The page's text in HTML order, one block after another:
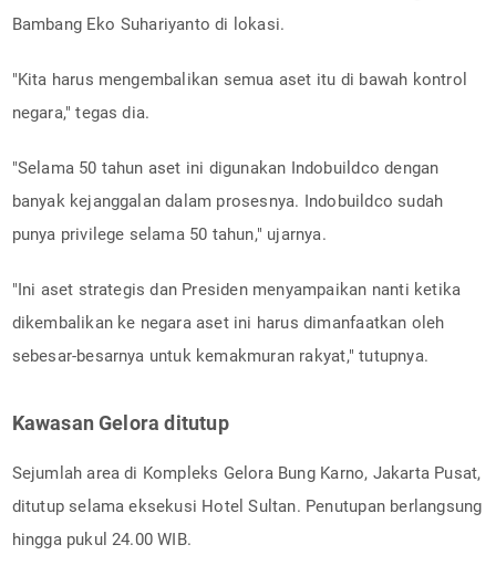
Bambang Eko Suhariyanto di lokasi.
"Kita harus mengembalikan semua aset itu di bawah kontrol
negara," tegas dia.
"Selama 50 tahun aset ini digunakan Indobuildco dengan
banyak kejanggalan dalam prosesnya. Indobuildco sudah
punya privilege selama 50 tahun," ujarnya.
"Ini aset strategis dan Presiden menyampaikan nanti ketika
dikembalikan ke negara aset ini harus dimanfaatkan oleh
sebesar-besarnya untuk kemakmuran rakyat," tutupnya.
Kawasan Gelora ditutup
Sejumlah area di Kompleks Gelora Bung Karno, Jakarta Pusat,
ditutup selama eksekusi Hotel Sultan. Penutupan berlangsung
hingga pukul 24.00 WIB.